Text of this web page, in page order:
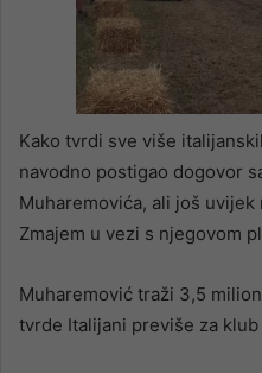
Kako tvrdi sve više
navodno postigao dogovor
Muharemovića, ali još
Zmajem u vezi s njegovom
Muharemović traži 3,5
tvrde Italijani previše za klub